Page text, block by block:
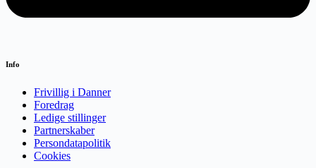
Info
Frivillig i Danner
Foredrag
Ledige stillinger
Partnerskaber
Persondatapolitik
Cookies